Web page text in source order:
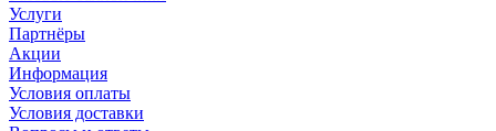
Услуги
Партнёры
Акции
Информация
Условия оплаты
Условия доставки